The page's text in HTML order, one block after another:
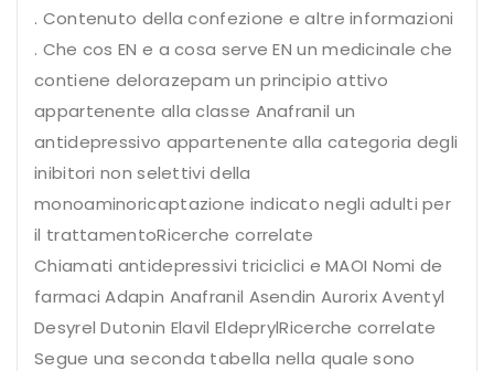
. Contenuto della confezione e altre informazioni
. Che cos EN e a cosa serve EN un medicinale che
contiene delorazepam un principio attivo
appartenente alla classe Anafranil un
antidepressivo appartenente alla categoria degli
inibitori non selettivi della
monoaminoricaptazione indicato negli adulti per
il trattamentoRicerche correlate
Chiamati antidepressivi triciclici e MAOI Nomi de
farmaci Adapin Anafranil Asendin Aurorix Aventyl
Desyrel Dutonin Elavil EldeprylRicerche correlate
Segue una seconda tabella nella quale sono